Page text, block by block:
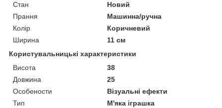
Стан
Новий
Прання
Машинна/ручна
Колір
Коричневий
Ширина
11 см
Користувальницькі характеристики
Висота
38
Довжина
25
Особености
Візуальні ефекти
Тип
М'яка іграшка